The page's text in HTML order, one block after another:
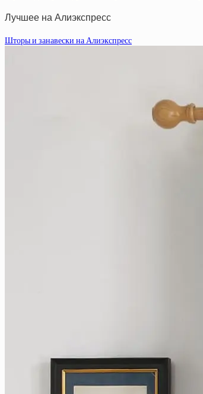
Лучшее на Алиэкспресс
Шторы и занавески на Алиэкспресс